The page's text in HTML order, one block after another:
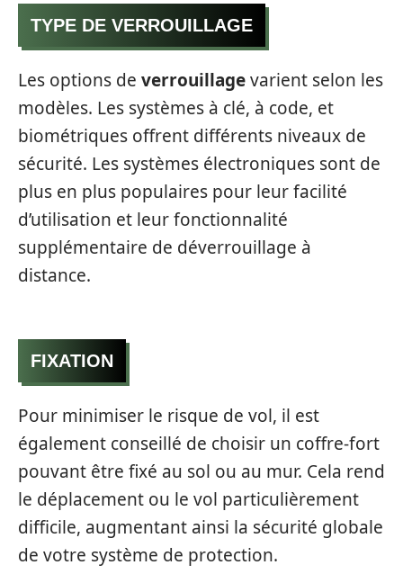
TYPE DE VERROUILLAGE
Les options de verrouillagevarient selon les
modèles. Les systèmes à clé, à code, et
biométriques offrent différents niveaux de
sécurité. Les systèmes électroniques sont de
plus en plus populaires pour leur facilité
d’utilisation et leur fonctionnalité
supplémentaire de déverrouillage à
distance.
FIXATION
Pour minimiser le risque de vol, il est
également conseillé de choisir un coffre-fort
pouvant être fixé au sol ou au mur. Cela rend
le déplacement ou le vol particulièrement
difficile, augmentant ainsi la sécurité globale
de votre système de protection.